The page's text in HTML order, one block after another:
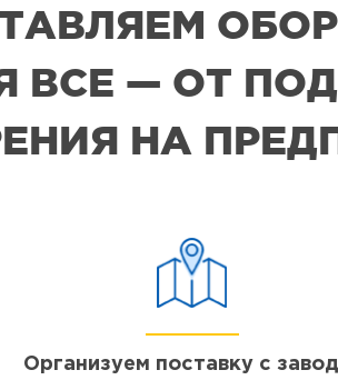
ВСЕ — ОТ
НА
Организуем поставку с